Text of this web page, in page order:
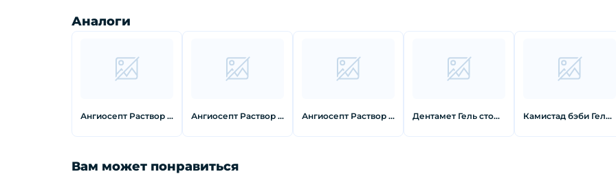
Аналоги
Ангиосепт Раствор для полоскания полости рта Эвкалипт 200 мл Ангиосепт Раствор для полости рта с календулой 200 мл Ангиосепт Раствор для полости рта с ромашкой 200мл Дентамет Гель стоматологический 25 г Камистад бэби Гель 10 г
Вам может понравиться